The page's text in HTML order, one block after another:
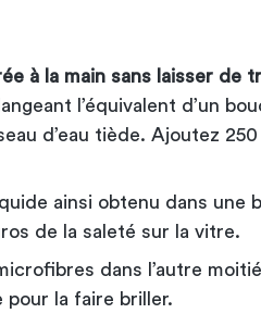
à la main sans laisser de
l’équivalent d’un
d’eau tiède. Ajoutez
ainsi obtenu dans une
de la saleté sur la vitre.
dans l’autre
pour la faire briller.